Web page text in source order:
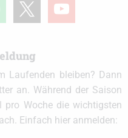
youtube
Laufenden bleiben? Dann
an. Während der Saison
Woche die wichtigsten
Einfach hier anmelden: